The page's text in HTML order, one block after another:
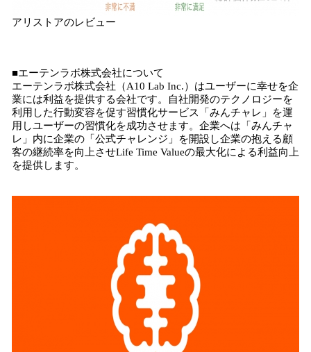
アリストアのレビュー
■エーテンラボ株式会社について
エーテンラボ株式会社（A10 Lab Inc.）はユーザーに幸せを企
業には利益を提供する会社です。自社開発のテクノロジーを
利用した行動変容を促す習慣化サービス「みんチャレ」を運
用しユーザーの習慣化を成功させます。企業へは「みんチャ
レ」内に企業の「公式チャレンジ」を開設し企業の抱える顧
客の継続率を向上させLife Time Valueの最大化による利益向上
を提供します。